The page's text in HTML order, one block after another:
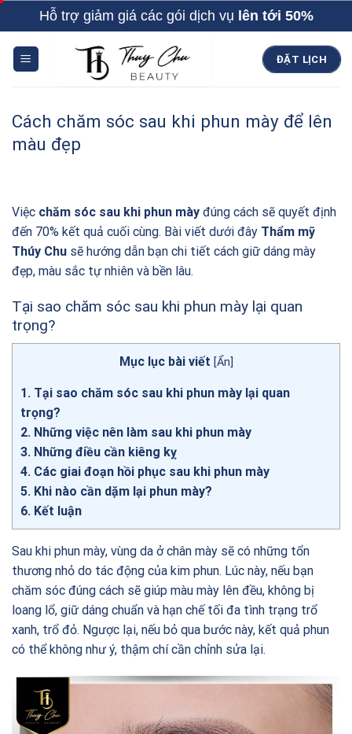
to
content
Hỗ trợ giảm giá các gói dịch vụ lên tới 50%
ĐẶT LỊCH
Cách chăm sóc sau khi phun mày để lên
màu đẹp
Việc chăm sóc sau khi phun mày đúng cách sẽ quyết định
đến 70% kết quả cuối cùng. Bài viết dưới đây Thẩm mỹ
Thúy Chu sẽ hướng dẫn bạn chi tiết cách giữ dáng mày
đẹp, màu sắc tự nhiên và bền lâu.
Tại sao chăm sóc sau khi phun mày lại quan
trọng?
Mục lục bài viết [Ẩn
1 Tại sao chăm sóc sau khi phun mày lại quan
trọng?
2 Những việc nên làm sau khi phun mày
3 Những điều cần kiêng kỵ
4 Các giai đoạn hồi phục sau khi phun mày
5 Khi nào cần dặm lại phun mày?
6 Kết luận
Sau khi phun mày, vùng da ở chân mày sẽ có những tổn
thương nhỏ do tác động của kim phun. Lúc này, nếu bạn
chăm sóc đúng cách sẽ giúp màu mày lên đều, không bị
loang lổ, giữ dáng chuẩn và hạn chế tối đa tình trạng trổ
xanh, trổ đỏ. Ngược lại, nếu bỏ qua bước này, kết quả phun
có thể không như ý, thậm chí cần chỉnh sửa lại.